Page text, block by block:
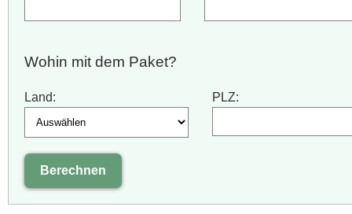
Wohin mit dem Paket?
Land: PLZ: